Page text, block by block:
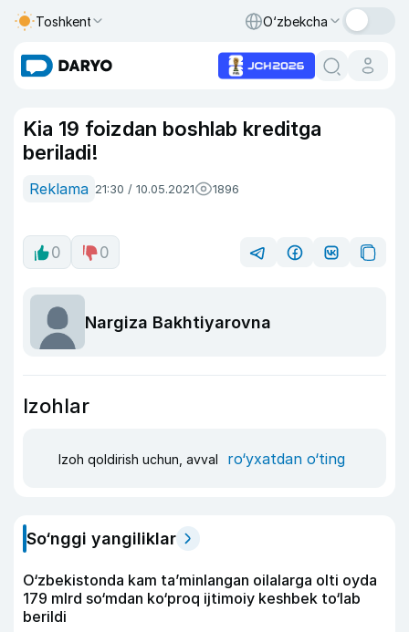
Toshkent O‘zbekcha
Kia 19 foizdan boshlab kreditga
beriladi!
Reklama 21:30 / 10.05.2021 1896
0 0
Nargiza Bakhtiyarovna
Izohlar
Izoh qoldirish uchun, avval ro‘yxatdan o‘ting
So‘nggi yangiliklar
O‘zbekistonda kam ta’minlangan oilalarga olti oyda
179 mlrd so‘mdan ko‘proq ijtimoiy keshbek to‘lab
berildi